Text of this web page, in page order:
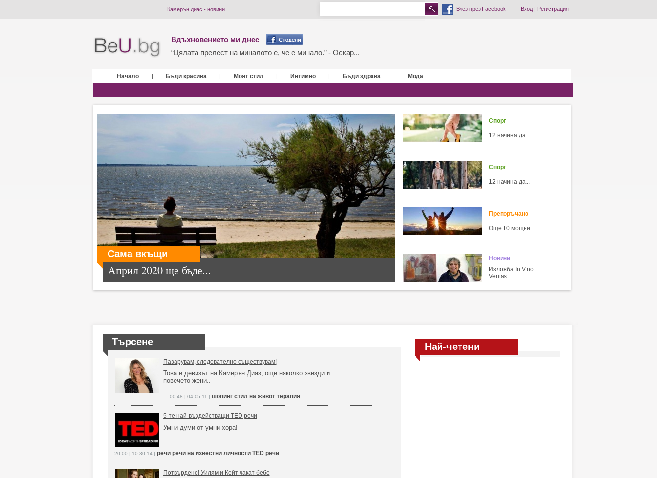
Камерън диас - новини Влез през Facebook Вход| Регистрация
Вдъхновението ми днес
“Цялата прелест на миналото е, че е минало.” - Оскар...
Начало | Бъди красива | Моят стил | Интимно | Бъди здрава | Мода
Сама вкъщи
Април 2020 ще бъде...
Спорт
12 начина да...
Спорт
12 начина да...
Препоръчано
Още 10 мощни...
Новини
Изложба In Vino
Veritas
Търсене
Пазарувам, следователно съществувам!
Това е девизът на Камерън Диаз, още няколко звезди и
повечето жени..
00:48 | 04-05-11 | шопинг стил на живот терапия
5-те най-въздействащи TED речи
Умни думи от умни хора!
20:00 | 10-30-14 | речи речи на известни личности TED речи
Потвърдено! Уилям и Кейт чакат бебе
Най-четени